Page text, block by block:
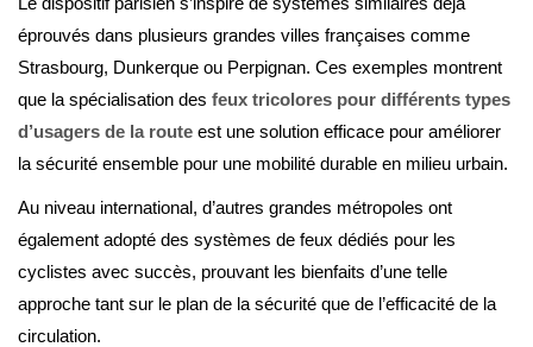
éprouvés dans plusieurs grandes villes françaises comme
Strasbourg, Dunkerque ou Perpignan. Ces exemples montrent
que la spécialisation des feux tricolores pour différents types
d’usagers de la route est une solution efficace pour améliorer
la sécurité ensemble pour une mobilité durable en milieu urbain.
Au niveau international, d’autres grandes métropoles ont
également adopté des systèmes de feux dédiés pour les
cyclistes avec succès, prouvant les bienfaits d’une telle
approche tant sur le plan de la sécurité que de l’efficacité de la
circulation.